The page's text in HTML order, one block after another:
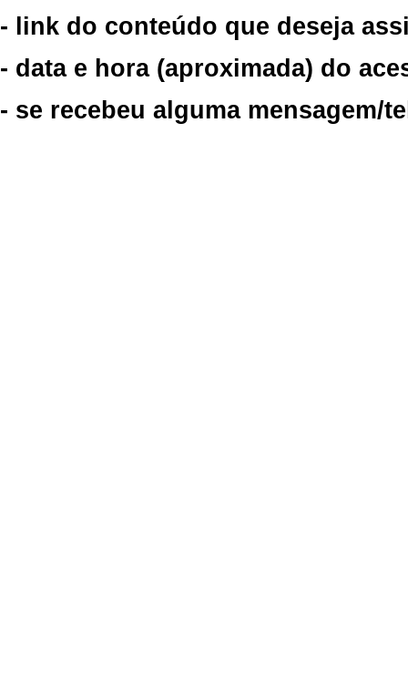
- link do conteúdo que deseja
- data e hora (aproximada) do
- se recebeu alguma mensagem/